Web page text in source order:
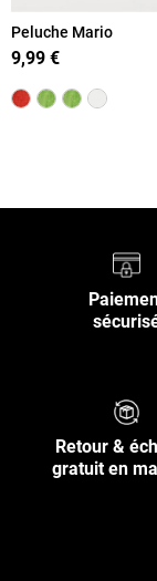
Peluche Mario
9,99 €
Retour &
gratuit en